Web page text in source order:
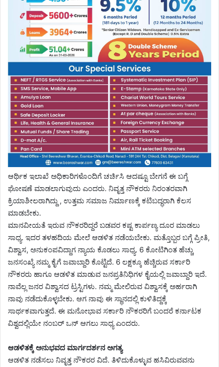
ಆರ್ಥಿಕ ಇಲಾಖೆ ಅಧಿಕಾರಿಗಳೊಂದಿಗೆ ಚರ್ಚಿಸಿ ಆದಷ್ಟೂ ಬೇಗನೆ ಈ ಬಗ್ಗೆ
ಘೋಷಣೆ ಮಾಡಲಾಗುವುದು ಎಂದರು. ನಿವೃತ್ತ ನೌಕರರು ನಿರಂತರವಾಗಿ
ಕ್ರಿಯಾಶೀಲರಾಗಿದ್ದು , ಉತ್ತಮ ಸಮಾಜ ನಿರ್ಮಾಣಕ್ಕೆ ಕಟಿಬದ್ಧರಾಗಿ ಕೆಲಸ
ಮಾಡಬೇಕು.
ಮಾನವೀಯತೆ ಇರುವ ನೌಕರರಿದ್ದರೆ ಬಡವರ ಕಷ್ಟ ಕಾರ್ಪಣ್ಯ ದೂರ ಮಾಡಲು
ಸಾಧ್ಯ. ಇದರ ತಳಹದಿಯ ಮೇಲೆ ಆಡಳಿತ ನಡೆಯಬೇಕು. ಮತ್ತೊಬ್ಬರ ಬಗ್ಗೆ ಪ್ರೀತಿ,
ವಿಶ್ವಾಸ, ಅನುಕಂಪವಿದ್ದಾಗ ನ್ಯಾಯ ಕೊಡಲು ಸಾಧ್ಯ. 6 ಕೋಟಿಗಿಂತ ಹೆಚ್ಚು
ಜನಸಂಖ್ಯೆ ನಮ್ಮ ಕೈಗೆ ಜವಾಬ್ದಾರಿ ಕೊಟ್ಟಿದೆ. 6 ಲಕ್ಷಕ್ಕೂ ಹೆಚ್ಚಿರುವ ಸರ್ಕಾರಿ
ನೌಕರರು ಹಾಗೂ ಆಡಳಿತ ಮಾಡುವ ಜನಪ್ರತಿನಿಧಿಗಳ ಕೈಯಲ್ಲಿ ಜವಾಬ್ದಾರಿ ಇದೆ.
ನಾವೆಲ್ಲ ಜನರ ವಿಶ್ವಾಸದ ಟ್ರಸ್ಟಿಗಳು. ನಮ್ಮ ಮೇಲಿರುವ ವಿಶ್ವಾಸಕ್ಕೆ ಅರ್ಹರಾಗಿ
ನಾವು ನಡೆದುಕೊಳ್ಳಬೇಕು. ಆಗ ನಾವು ಈ ಸ್ಥಾನದಲ್ಲಿ ಕುಳಿತಿದ್ದಕ್ಕೆ
ಸಾರ್ಥಕವಾಗುತ್ತದೆ. ಈ ಮನೋಭಾವ ಸರ್ಕಾರಿ ನೌಕರರಿಗೆ ಬಂದರೆ ಕರ್ನಾಟಕ
ವಿಶ್ವದಲ್ಲಿಯೇ ನಂಬರ್ ಒನ್ ಆಗಲು ಸಾಧ್ಯ ಎಂದರು.
ಆಡಳಿತಕ್ಕೆ ಅನುಭವದ ಮಾರ್ಗದರ್ಶನ ಅಗತ್ಯ
ಆಡಳಿತ ನಡೆಸಲು ನಿವೃತ್ತ ನೌಕರರ ವಿದೆ. ತಿಳಿದುಕೊಳ್ಳುವ ಹಸಿವಿರುವವನು